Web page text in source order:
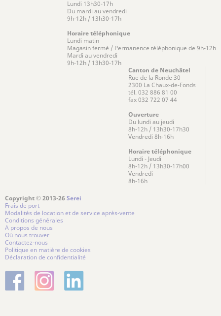
Lundi 13h30-17h
Du mardi au vendredi
9h-12h / 13h30-17h
Horaire téléphonique
Lundi matin
Magasin fermé / Permanence téléphonique de 9h-12h
Mardi au vendredi
9h-12h / 13h30-17h
Canton de Neuchâtel
Rue de la Ronde 30
2300 La Chaux-de-Fonds
tél. 032 886 81 00
fax 032 722 07 44
Ouverture
Du lundi au jeudi
8h-12h / 13h30-17h30
Vendredi 8h-16h
Horaire téléphonique
Lundi - Jeudi
8h-12h / 13h30-17h00
Vendredi
8h-16h
Copyright © 2013-26 Serei
Frais de port
Modalités de location et de service après-vente
Conditions générales
A propos de nous
Où nous trouver
Contactez-nous
Politique en matière de cookies
Déclaration de confidentialité